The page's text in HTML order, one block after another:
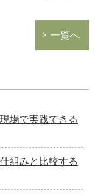
一覧へ
場で実践できる
組みと比較する